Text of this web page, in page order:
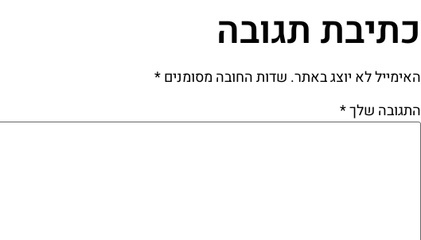
כתיבת תגובה
האימייל לא יוצג באתר. שדות החובה מסומנים*
התגובה שלך*